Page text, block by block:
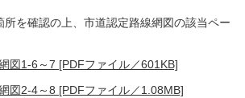
を確認の上、市道認定路線網図の該当ペー
図1-6～7 [PDFファイル／601KB]
図2-4～8 [PDFファイル／1.08MB]